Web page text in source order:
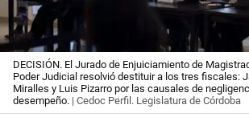
DECISIÓN. El Jurado de Enjuiciamiento de
Poder Judicial resolvió destituir a los tres fiscales:
Miralles y Luis Pizarro por las causales de
desempeño. | Cedoc Perfil. Legislatura de Córdoba